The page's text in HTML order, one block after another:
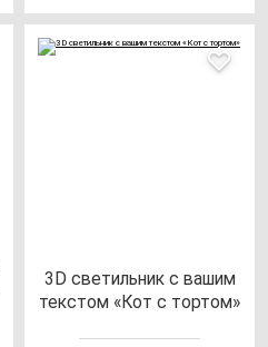
3D све­тиль­ник с ва­шим
тек­стом «Кот с тор­том»